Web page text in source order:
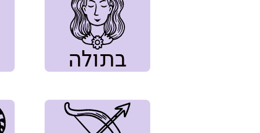
בתולה